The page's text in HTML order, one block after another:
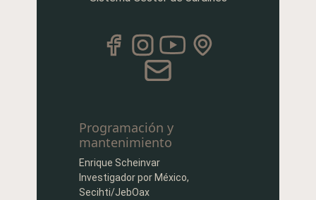
Programación y
mantenimiento
Enrique Scheinvar
Investigador por México,
Secihti/JebOax